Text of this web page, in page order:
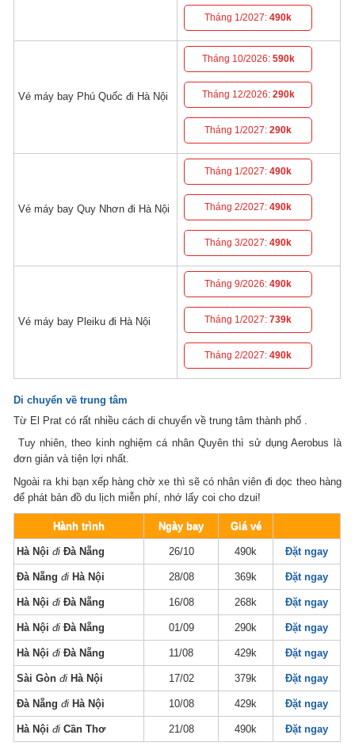
Tháng 1/2027:490k
Vé máy bay Phú Quốc đi Hà Nội
Tháng 10/2026: 590k
Tháng 12/2026: 290k
Tháng 1/2027:290k
Vé máy bay Quy Nhơn đi Hà Nội
Tháng 1/2027:490k
Tháng 2/2027:490k
Tháng 3/2027:490k
Vé máy bay Pleiku đi Hà Nội
Tháng 9/2026:490k
Tháng 1/2027:739k
Tháng 2/2027:490k
Di chuyển về trung tâm
Từ El Prat có rất nhiều cách di chuyển về trung tâm thành phố .
Tuy nhiên, theo kinh nghiệm cá nhân Quyên thì sử dụng Aerobus là
đơn giản và tiện lợi nhất.
Ngoài ra khi bạn xếp hàng chờ xe thì sẽ có nhân viên đi dọc theo hàng
để phát bản đồ du lịch miễn phí, nhớ lấy coi cho dzui!
Hành trình Ngày bay Giá vé
Hà Nộiđi Đà Nẵng 26/10 490k Đặt ngay
Đà Nẵngđi Hà Nội 28/08 369k Đặt ngay
Hà Nộiđi Đà Nẵng 16/08 268k Đặt ngay
Hà Nộiđi Đà Nẵng 01/09 290k Đặt ngay
Hà Nộiđi Đà Nẵng 11/08 429k Đặt ngay
Sài Gònđi Hà Nội 17/02 379k Đặt ngay
Đà Nẵngđi Hà Nội 10/08 429k Đặt ngay
Hà Nộiđi Cần Thơ 21/08 490k Đặt ngay